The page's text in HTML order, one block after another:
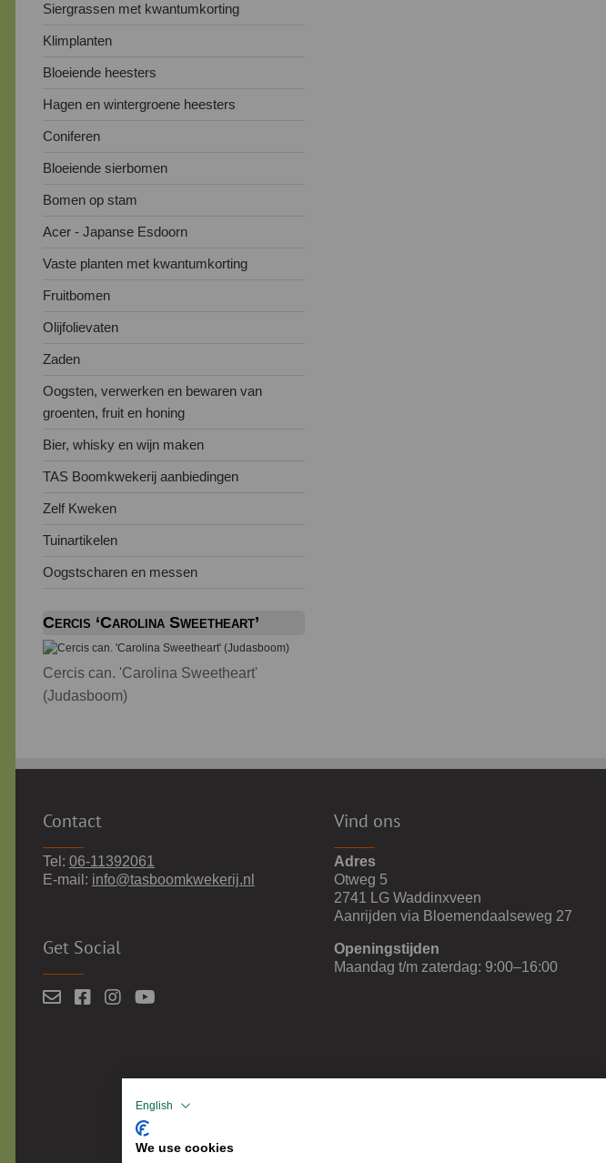
Siergrassen met kwantumkorting
Klimplanten
Bloeiende heesters
Hagen en wintergroene heesters
Coniferen
Bloeiende sierbomen
Bomen op stam
Acer - Japanse Esdoorn
Vaste planten met kwantumkorting
Fruitbomen
Olijfolievaten
Zaden
Oogsten, verwerken en bewaren van
groenten, fruit en honing
Bier, whisky en wijn maken
TAS Boomkwekerij aanbiedingen
Zelf Kweken
Tuinartikelen
Oogstscharen en messen
Cercis ‘Carolina Sweetheart’
Cercis can. 'Carolina Sweetheart'
(Judasboom)
Contact
Tel: 06-11392061
E-mail: info@tasboomkwekerij.nl
Get Social
Vind ons
Adres
Otweg 5
2741 LG Waddinxveen
Aanrijden via Bloemendaalseweg 27
Openingstijden
Maandag t/m zaterdag: 9:00–16:00
English
We use cookies